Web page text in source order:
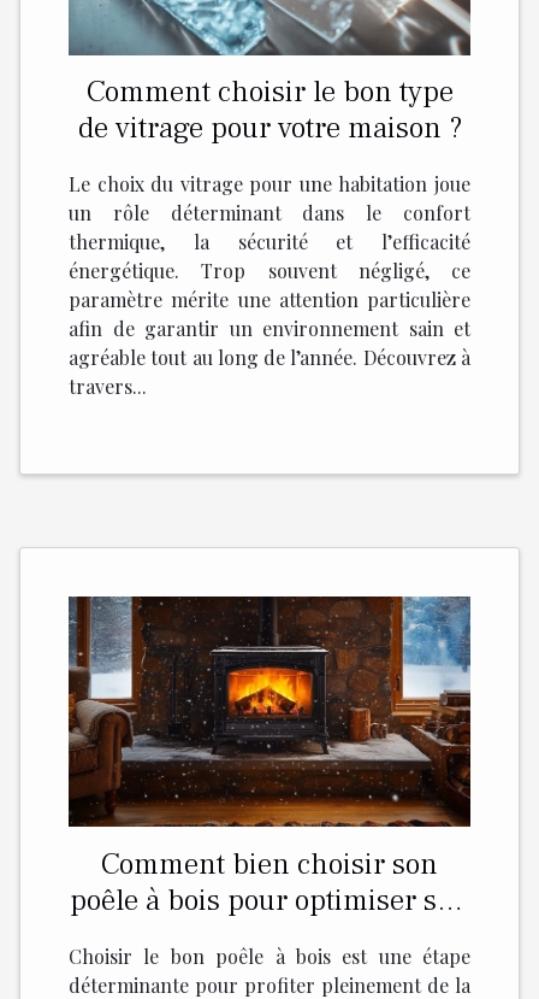
Comment choisir le bon type
de vitrage pour votre maison ?
Le choix du vitrage pour une habitation joue
un rôle déterminant dans le confort
thermique, la sécurité et l’efficacité
énergétique. Trop souvent négligé, ce
paramètre mérite une attention particulière
afin de garantir un environnement sain et
agréable tout au long de l’année. Découvrez à
travers...
Comment bien choisir son
poêle à bois pour optimiser son
Choisir le bon poêle à bois est une étape
déterminante pour profiter pleinement de la